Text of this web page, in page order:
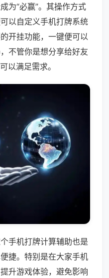
为“必赢”。其操作方式
以自定义手机打牌系统
开挂功能，一键便可以
不管你是想分享给好友
以满足需求。
手机打牌计算辅助也是
捷。特别是在大家手机
升游戏体验，避免影响